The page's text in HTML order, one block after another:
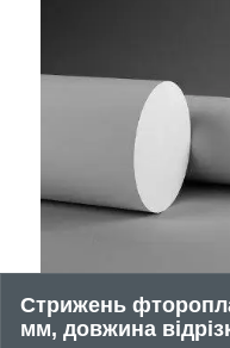
Стрижень
мм, довжина